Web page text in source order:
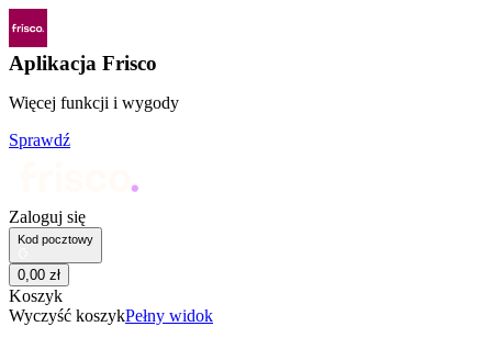
Aplikacja Frisco
Więcej funkcji i wygody
Sprawdź
Zaloguj się
Kod pocztowy
0,00 zł
Koszyk
Wyczyść koszykPełny widok